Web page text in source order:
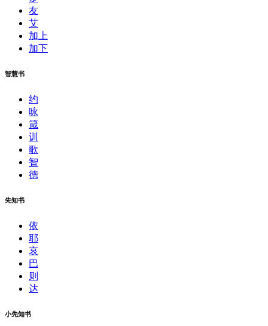
友
艾
加上
加下
智慧书
约
咏
箴
训
歌
智
德
先知书
依
耶
哀
巴
则
达
小先知书